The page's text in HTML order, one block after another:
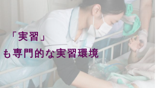
「実習」
も専門的な実習環境